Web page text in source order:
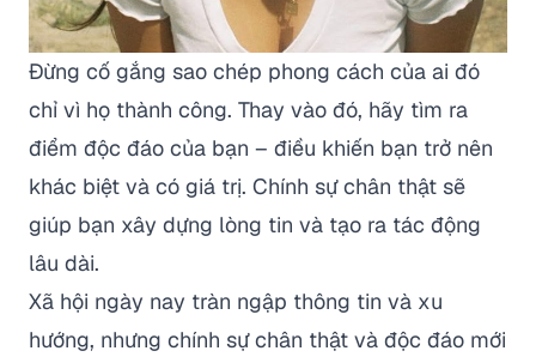
Đừng cố gắng sao chép phong cách của ai đó
chỉ vì họ thành công. Thay vào đó, hãy tìm ra
điểm độc đáo của bạn – điều khiến bạn trở nên
khác biệt và có giá trị. Chính sự chân thật sẽ
giúp bạn xây dựng lòng tin và tạo ra tác động
lâu dài.
Xã hội ngày nay tràn ngập thông tin và xu
hướng, nhưng chính sự chân thật và độc đáo mới